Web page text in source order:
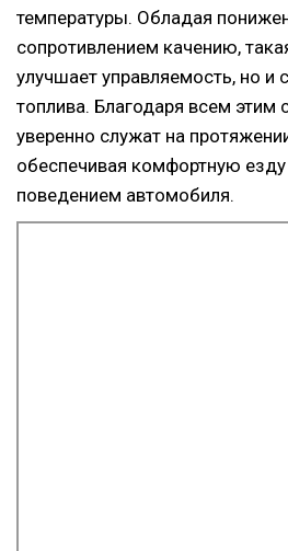
температуры. Обладая
сопротивлением качению,
улучшает управляемость, но и
топлива. Благодаря всем
уверенно служат на
обеспечивая комфортную езду
поведением автомобиля.